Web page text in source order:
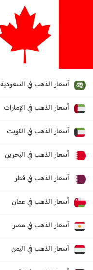
أسعار الذهب في السعودية
أسعار الذهب في الإمارات
أسعار الذهب في الكويت
أسعار الذهب في البحرين
أسعار الذهب في قطر
أسعار الذهب في عمان
أسعار الذهب في مصر
أسعار الذهب في اليمن